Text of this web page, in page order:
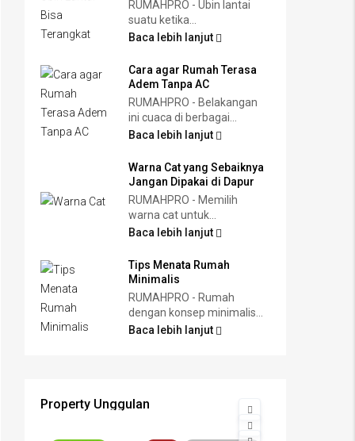
RUMAHPRO - Ubin lantai
suatu ketika...
Baca lebih lanjut
Cara agar Rumah Terasa
Adem Tanpa AC
RUMAHPRO - Belakangan
ini cuaca di berbagai...
Baca lebih lanjut
Warna Cat yang Sebaiknya
Jangan Dipakai di Dapur
RUMAHPRO - Memilih
warna cat untuk...
Baca lebih lanjut
Tips Menata Rumah
Minimalis
RUMAHPRO - Rumah
dengan konsep minimalis...
Baca lebih lanjut
Property Unggulan
Rp 2.300.000.000